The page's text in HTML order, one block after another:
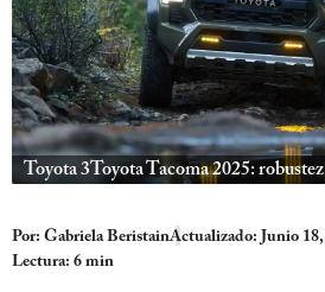
Toyota 3Toyota Tacoma 2025:
Por: Gabriela BeristainActualizado: Junio 18,
Lectura: 6 min